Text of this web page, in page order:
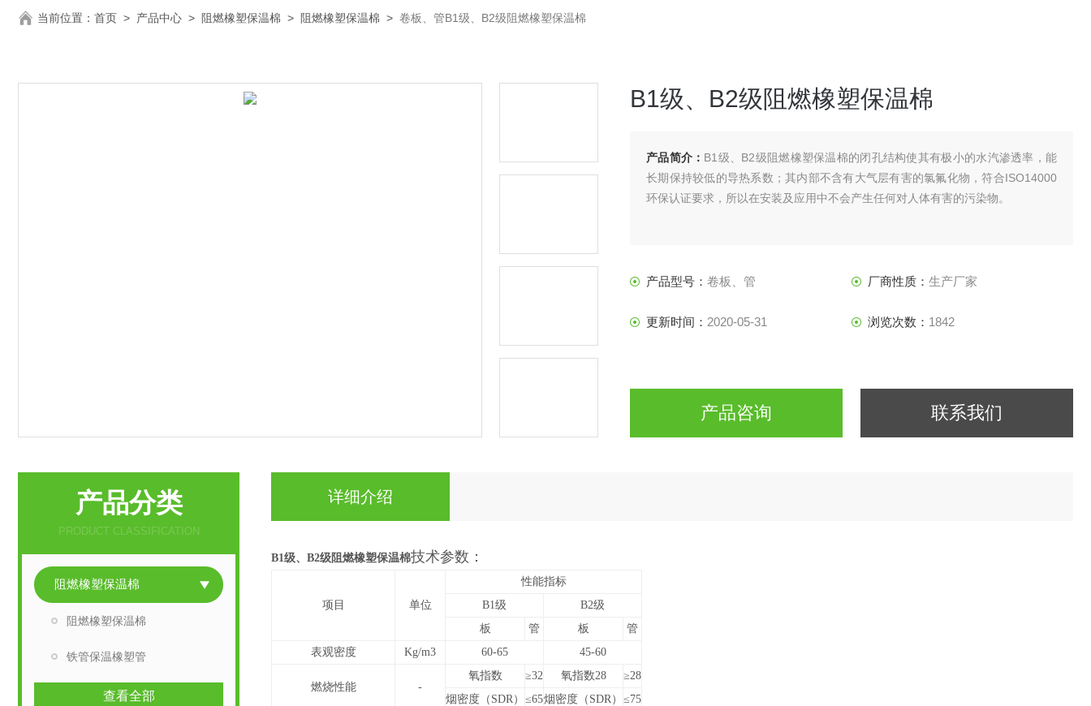
当前位置： 首页 > 产品中心 > 阻燃橡塑保温棉 > 阻燃橡塑保温棉 > 卷板、管B1级、B2级阻燃橡塑保温棉
B1级、B2级阻燃橡塑保温棉
产品简介： B1级、B2级阻燃橡塑保温棉的闭孔结构使其有极小的水汽渗透率，能
长期保持较低的导热系数；其内部不含有大气层有害的氯氟化物，符合ISO14000
环保认证要求，所以在安装及应用中不会产生任何对人体有害的污染物。
产品型号： 卷板、管 厂商性质： 生产厂家
更新时间： 2020-05-31 浏览次数： 1842
产品咨询 联系我们
产品分类
PRODUCT CLASSIFICATION
阻燃橡塑保温棉
阻燃橡塑保温棉
铁管保温橡塑管
查看全部
详细介绍
B1级、B2级阻燃橡塑保温棉技术参数：
项目 单位
性能指标
B1级
B2级
板
管 板
管
表观密度
Kg/m3 60-65 45-60
燃烧性能 -
氧指数 ≥32 氧指数28
≥28
烟密度（SDR） ≤65烟密度（SDR） ≤75